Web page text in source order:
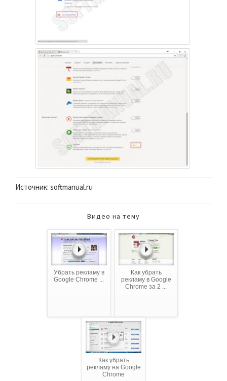
Источник: softmanual.ru
Видео на тему
Убрать рекламу в
Google Chrome ...
Как убрать
рекламу в Google
Chrome за 2 ...
Как убрать
рекламу на Google
Chrome